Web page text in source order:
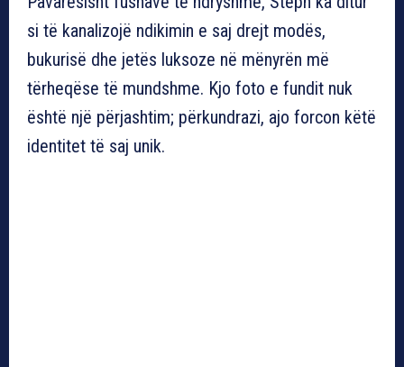
si të kanalizojë ndikimin e saj drejt modës,
bukurisë dhe jetës luksoze në mënyrën më
tërheqëse të mundshme. Kjo foto e fundit nuk
është një përjashtim; përkundrazi, ajo forcon këtë
identitet të saj unik.